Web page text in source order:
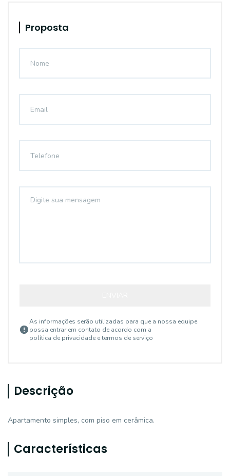
Proposta
As informações serão utilizadas para que a nossa equipe
possa entrar em contato de acordo com a
política de privacidade e termos de serviço
Descrição
Apartamento simples, com piso em cerâmica.
Características